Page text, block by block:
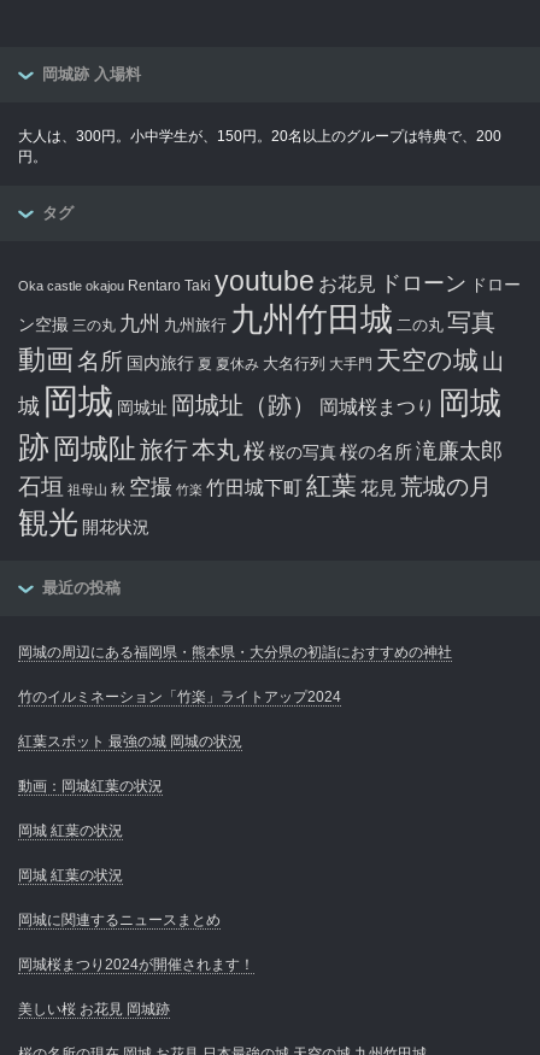
岡城跡 入場料
大人は、300円。小中学生が、150円。20名以上のグループは特典で、200
円。
タグ
Oka castle okajou Rentaro Taki youtube お花見 ドローン ドロー
ン空撮 三の丸 九州 九州旅行 九州竹田城 二の丸 写真
動画名所 国内旅行 夏 夏休み 大名行列 大手門 天空の城 山
城 岡城 岡城址 岡城址（跡） 岡城桜まつり 岡城
跡 岡城阯旅行本丸桜桜の写真桜の名所滝廉太郎
石垣 祖母山 秋 空撮 竹楽 竹田城下町紅葉 花見 荒城の月
観光 開花状況
最近の投稿
岡城の周辺にある福岡県・熊本県・大分県の初詣におすすめの神社
竹のイルミネーション「竹楽」ライトアップ2024
紅葉スポット 最強の城 岡城の状況
動画：岡城紅葉の状況
岡城 紅葉の状況
岡城 紅葉の状況
岡城に関連するニュースまとめ
岡城桜まつり2024が開催されます！
美しい桜 お花見 岡城跡